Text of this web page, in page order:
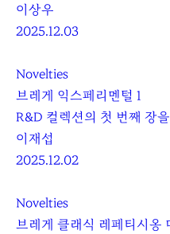
이상우
2025.12.03
Novelties
브레게 익스페리멘털 1
R&D 컬렉션의 첫 번째 장
이재섭
2025.12.02
Novelties
브레게 클래식 레페티시옹